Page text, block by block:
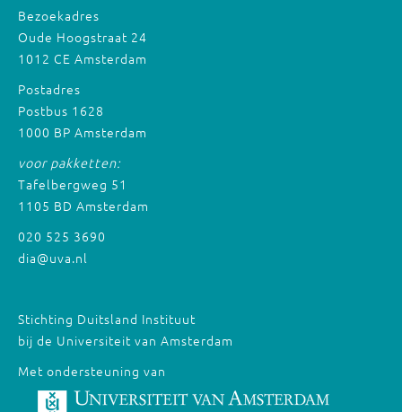
Bezoekadres
Oude Hoogstraat 24
1012 CE Amsterdam
Postadres
Postbus 1628
1000 BP Amsterdam
voor pakketten:
Tafelbergweg 51
1105 BD Amsterdam
020 525 3690
dia@uva.nl
Stichting Duitsland Instituut
bij de Universiteit van Amsterdam
Met ondersteuning van